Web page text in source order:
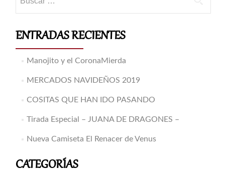
ENTRADAS RECIENTES
Manojito y el CoronaMierda
MERCADOS NAVIDEÑOS 2019
COSITAS QUE HAN IDO PASANDO
Tirada Especial – JUANA DE DRAGONES –
Nueva Camiseta El Renacer de Venus
CATEGORÍAS